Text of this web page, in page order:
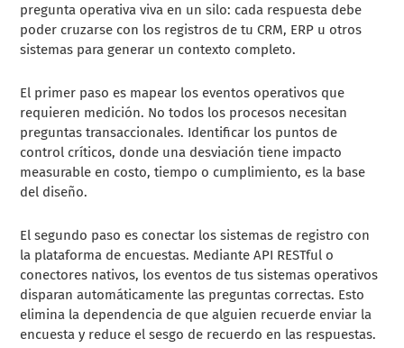
pregunta operativa viva en un silo: cada respuesta debe
poder cruzarse con los registros de tu CRM, ERP u otros
sistemas para generar un contexto completo.
El primer paso es mapear los eventos operativos que
requieren medición. No todos los procesos necesitan
preguntas transaccionales. Identificar los puntos de
control críticos, donde una desviación tiene impacto
measurable en costo, tiempo o cumplimiento, es la base
del diseño.
El segundo paso es conectar los sistemas de registro con
la plataforma de encuestas. Mediante API RESTful o
conectores nativos, los eventos de tus sistemas operativos
disparan automáticamente las preguntas correctas. Esto
elimina la dependencia de que alguien recuerde enviar la
encuesta y reduce el sesgo de recuerdo en las respuestas.